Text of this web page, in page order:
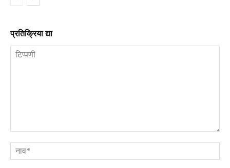
प्रतिक्रिया द्या